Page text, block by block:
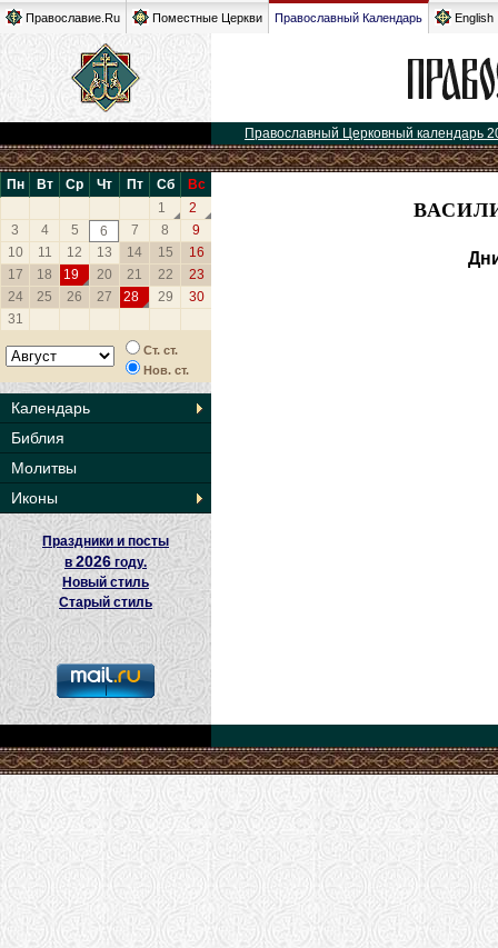
Православие.Ru Поместные Церкви Православный Календарь English
Православный Церковный календарь
Пн Вт Ср Чт Пт Сб
Вс
1
2
3
4 5 6 7 8
9
10
11 12 13 14 15
16
17
18 19 20 21 22
23
24
25 26 27 28 29
30
31
Ст. ст.
Нов. ст.
Календарь
Библия
Молитвы
Иконы
Праздники и посты
в2026 году.
Новый стиль
Старый стиль